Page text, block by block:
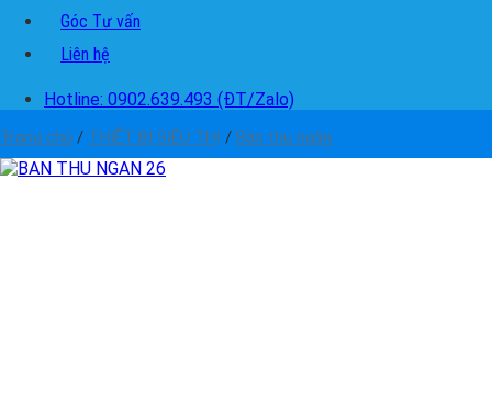
Góc Tư vấn
Liên hệ
Hotline: 0902.639.493 (ĐT/Zalo)
Trang chủ / THIẾT BỊ SIÊU THỊ / Bàn thu ngân